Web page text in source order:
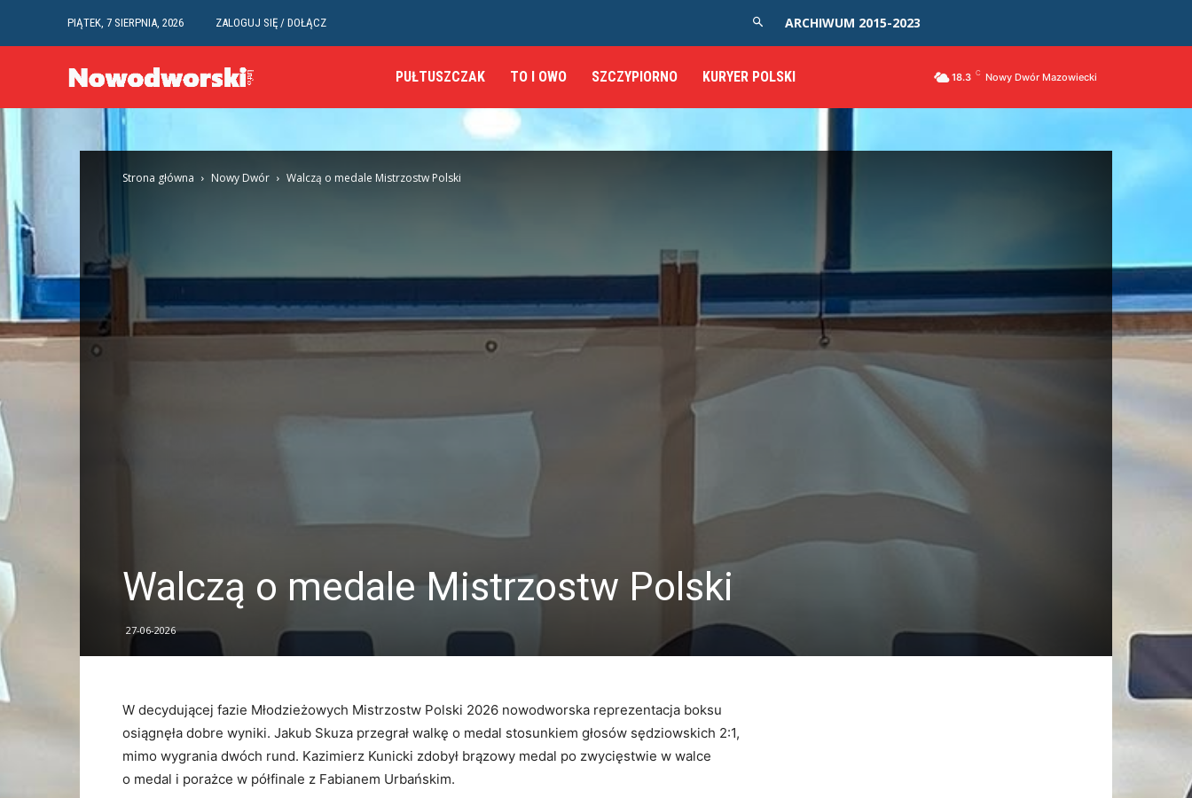
PIĄTEK, 7 SIERPNIA, 2026 ZALOGUJ SIĘ / DOŁĄCZ ARCHIWUM 2015-2023
PUŁTUSZCZAK TO I OWO SZCZYPIORNO KURYER POLSKI 18.3 C Nowy Dwór Mazowiecki
Strona główna Nowy Dwór Walczą o medale Mistrzostw Polski
Walczą o medale Mistrzostw Polski
27-06-2026
W decydującej fazie Młodzieżowych Mistrzostw Polski 2026 nowodworska reprezentacja boksu
osiągnęła dobre wyniki. Jakub Skuza przegrał walkę o medal stosunkiem głosów sędziowskich 2:1,
mimo wygrania dwóch rund. Kazimierz Kunicki zdobył brązowy medal po zwycięstwie w walce
o medal i porażce w półfinale z Fabianem Urbańskim.